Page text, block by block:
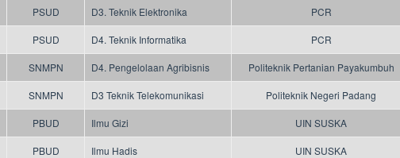
PSUD D3. Teknik Elektronika PCR
PSUD D4. Teknik Informatika PCR
SNMPN D4. Pengelolaan Agribisnis Politeknik Pertanian Payakumbuh
SNMPN D3 Teknik Telekomunikasi Politeknik Negeri Padang
PBUD Ilmu Gizi UIN SUSKA
PBUD Ilmu Hadis UIN SUSKA